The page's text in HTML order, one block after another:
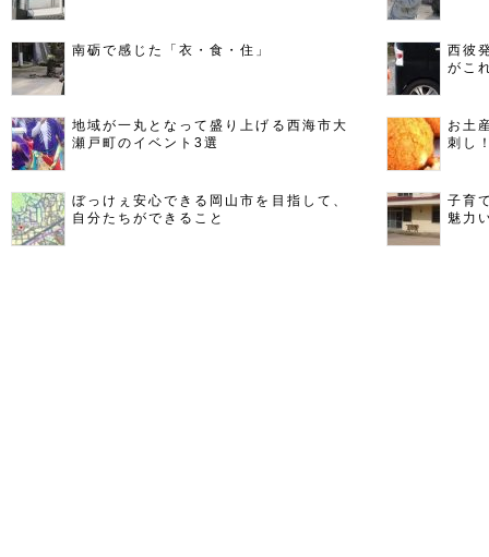
南砺で感じた「衣・食・住」
西彼
がこ
地域が一丸となって盛り上げる西海市大
瀬戸町のイベント3選
お土
刺し
ぼっけぇ安心できる岡山市を目指して、
自分たちができること
子育
魅力